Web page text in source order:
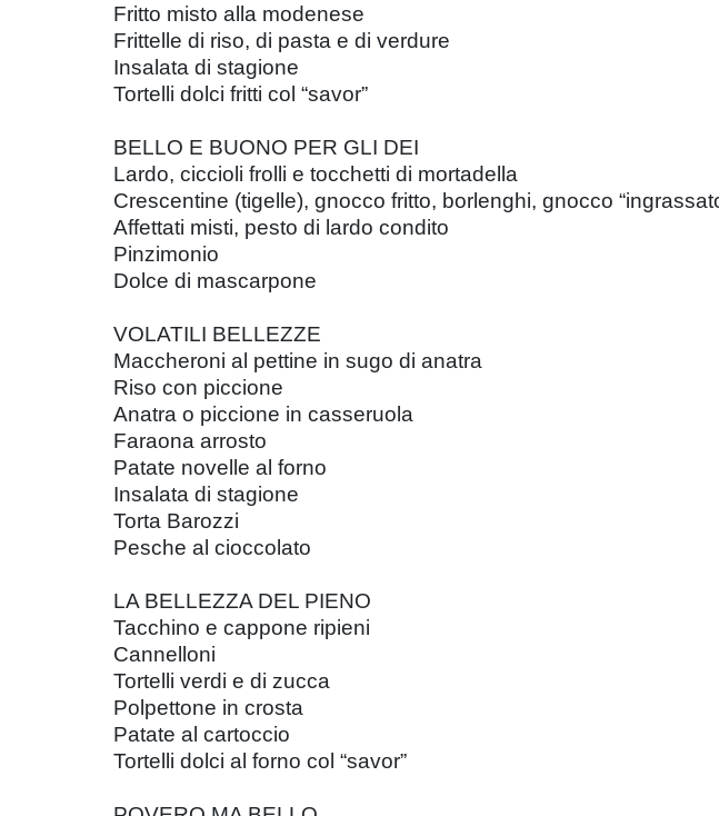
Fritto misto alla modenese
Frittelle di riso, di pasta e di verdure
Insalata di stagione
Tortelli dolci fritti col “savor”
BELLO E BUONO PER GLI DEI
Lardo, ciccioli frolli e tocchetti di mortadella
Crescentine (tigelle), gnocco fritto, borlenghi, gnocco
Affettati misti, pesto di lardo condito
Pinzimonio
Dolce di mascarpone
VOLATILI BELLEZZE
Maccheroni al pettine in sugo di anatra
Riso con piccione
Anatra o piccione in casseruola
Faraona arrosto
Patate novelle al forno
Insalata di stagione
Torta Barozzi
Pesche al cioccolato
LA BELLEZZA DEL PIENO
Tacchino e cappone ripieni
Cannelloni
Tortelli verdi e di zucca
Polpettone in crosta
Patate al cartoccio
Tortelli dolci al forno col “savor”